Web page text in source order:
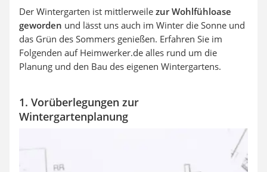
Der Wintergarten ist mittlerweile zur Wohlfühloase
geworden und lässt uns auch im Winter die Sonne und
das Grün des Sommers genießen. Erfahren Sie im
Folgenden auf Heimwerker.de alles rund um die
Planung und den Bau des eigenen Wintergartens.
1. Vorüberlegungen zur
Wintergartenplanung